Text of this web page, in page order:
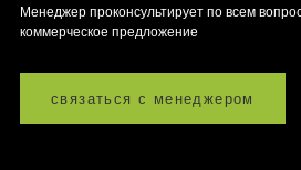
Менеджер проконсультирует по всем
коммерческое предложение
связаться с менеджером